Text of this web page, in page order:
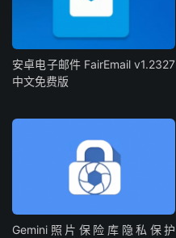
安卓电子邮件 FairEmail v1.2327
中文免费版
Gemini照片保险库隐私保护